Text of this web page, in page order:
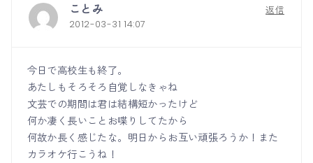
ことみ
2012-03-31 14:07
返信
今日で高校生も終了。
あたしもそろそろ自覚しなきゃね
文芸での期間は君は結構短かったけど
何か凄く長いことお喋りしてたから
何故か長く感じたな。明日からお互い頑張ろうか！また
カラオケ行こうね！